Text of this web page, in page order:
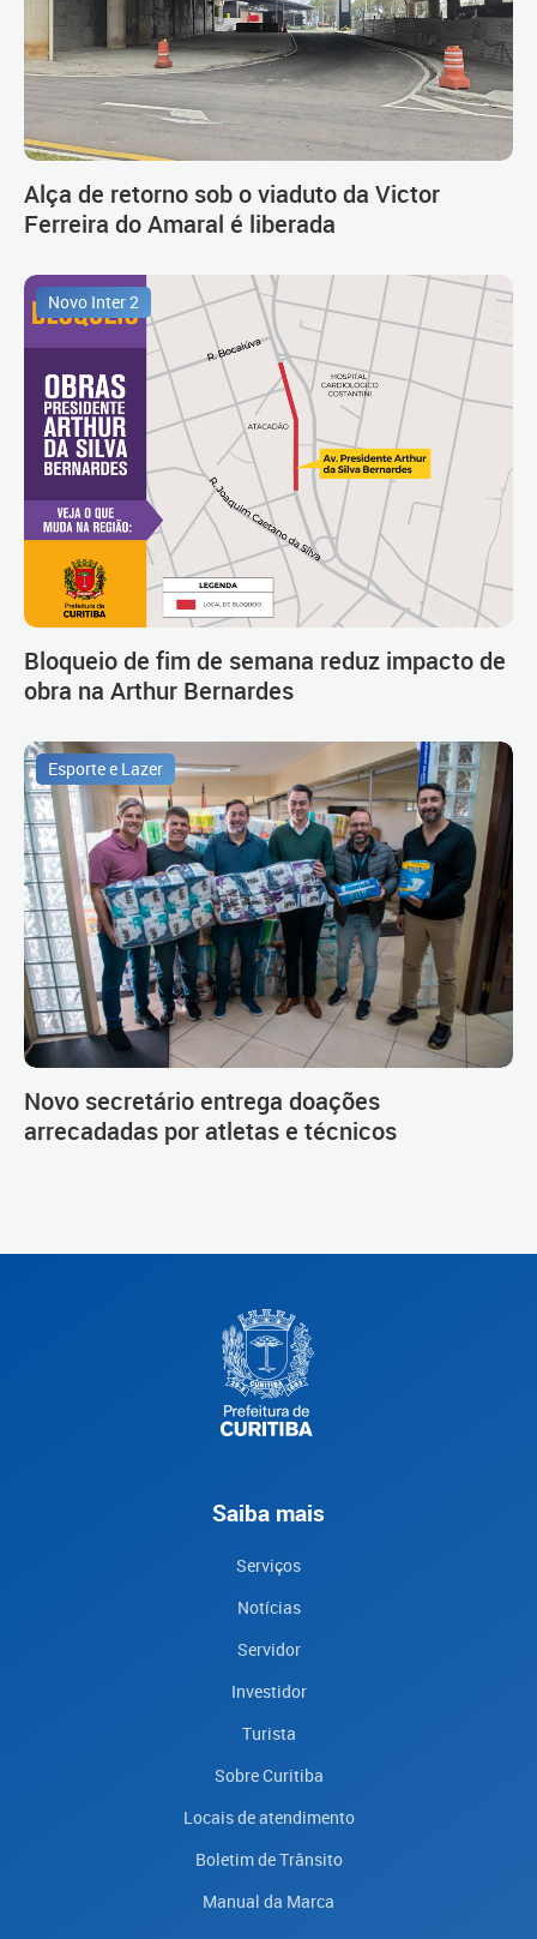
Alça de retorno sob o viaduto da Victor
Ferreira do Amaral é liberada
Novo Inter 2
Bloqueio de fim de semana reduz impacto de
obra na Arthur Bernardes
Esporte e Lazer
Novo secretário entrega doações
arrecadadas por atletas e técnicos
Saiba mais
Serviços
Notícias
Servidor
Investidor
Turista
Sobre Curitiba
Locais de atendimento
Boletim de Trânsito
Manual da Marca